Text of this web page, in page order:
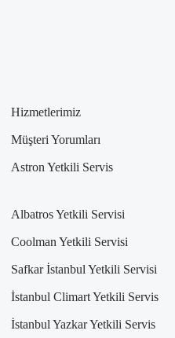
Hizmetlerimiz
Müşteri Yorumları
Astron Yetkili Servis
Albatros Yetkili Servisi
Coolman Yetkili Servisi
Safkar İstanbul Yetkili Servisi
İstanbul Climart Yetkili Servis
İstanbul Yazkar Yetkili Servis